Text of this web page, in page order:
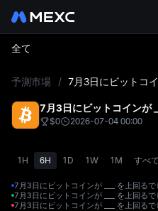
全て
予測市場 / 7月3日にビットコ
7月3日にビットコインが
$0 2026-07-04 00:00
1H 6H 1D 1W 1M すべて
7月3日にビットコインが ___ を上回る
7月3日にビットコインが ___ を上回る
7月3日にビットコインが ___ を上回る